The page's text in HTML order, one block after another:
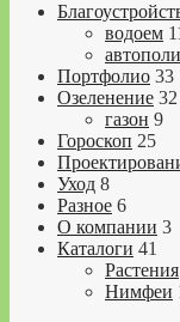
водоем
Портфолио 33
Озеленение 32
газон 9
Гороскоп 25
Уход 8
Разное 6
О компании 3
Каталоги 41
Растения
Нимфеи